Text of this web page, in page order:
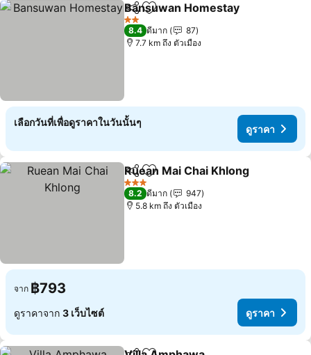
แชร์ เพิ่มในรายการโปรด
Bansuwan Homestay
2 ดาว
8.4 ดีมาก
87
7.7 km ถึง ตัวเมือง
เลือกวันที่เพื่อดูราคาในวันนั้นๆ
ดูราคา
แชร์ เพิ่มในรายการโปรด
Ruean Mai Chai Khlong
3 ดาว
8.2 ดีมาก
947
5.8 km ถึง ตัวเมือง
จาก ฿793
ดูราคาจาก 3 เว็บไซต์ ดูราคา